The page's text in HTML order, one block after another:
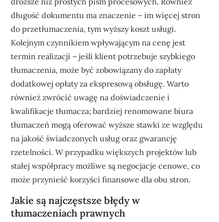
długość dokumentu ma znaczenie – im więcej stron
do przetłumaczenia, tym wyższy koszt usługi.
Kolejnym czynnikiem wpływającym na cenę jest
termin realizacji – jeśli klient potrzebuje szybkiego
tłumaczenia, może być zobowiązany do zapłaty
dodatkowej opłaty za ekspresową obsługę. Warto
również zwrócić uwagę na doświadczenie i
kwalifikacje tłumacza; bardziej renomowane biura
tłumaczeń mogą oferować wyższe stawki ze względu
na jakość świadczonych usług oraz gwarancję
rzetelności. W przypadku większych projektów lub
stałej współpracy możliwe są negocjacje cenowe, co
może przynieść korzyści finansowe dla obu stron.
Jakie są najczęstsze błędy w
tłumaczeniach prawnych